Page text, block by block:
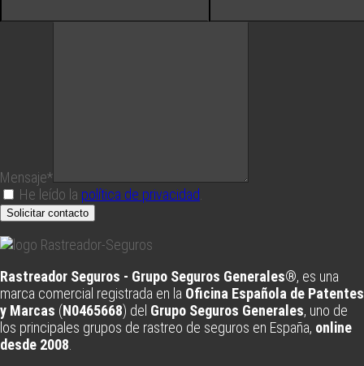
Mensaje*
He leído la política de privacidad
Solicitar contacto
Rastreador Seguros - Grupo Seguros Generales®, es una
marca comercial registrada en la Oficina Española de Patentes
y Marcas (N0465668) del Grupo Seguros Generales, uno de
los principales grupos de rastreo de seguros en España, online
desde 2008